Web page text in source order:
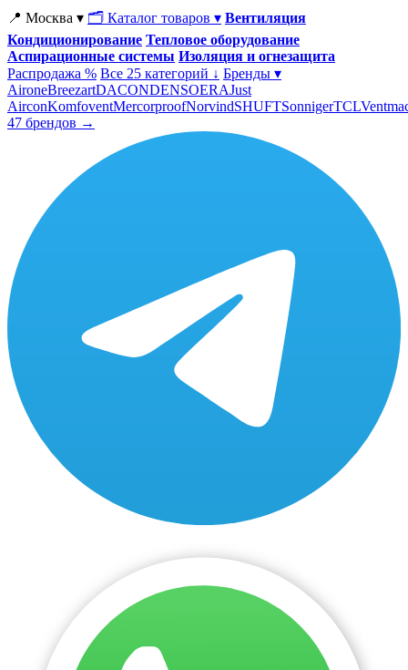
📍 Москва ▾ 🗂 Каталог товаров ▾ Вентиляция
Кондиционирование Тепловое оборудование
Аспирационные системы Изоляция и огнезащита
Распродажа % Все 25 категорий ↓ Бренды ▾
AironeBreezartDACONDENSOERAJust
AirconKomfoventMercorproofNorvindSHUFTSonnigerTCL
47 брендов →